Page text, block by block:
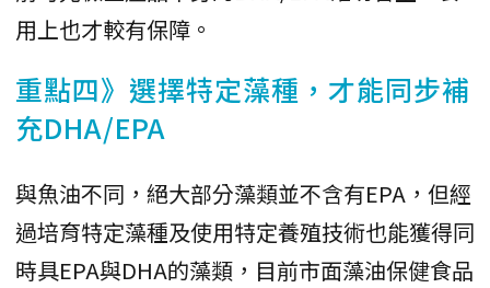
用上也才較有保障。
重點四》選擇特定藻種，才能同步補
充DHA/EPA
與魚油不同，絕大部分藻類並不含有EPA，但經
過培育特定藻種及使用特定養殖技術也能獲得同
時具EPA與DHA的藻類，目前市面藻油保健食品